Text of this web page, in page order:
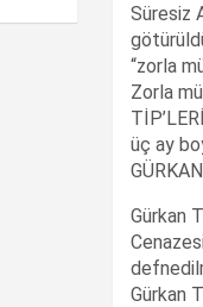
Süresiz
“zorla
Zorla
üç ay
Gürkan
Gürkan